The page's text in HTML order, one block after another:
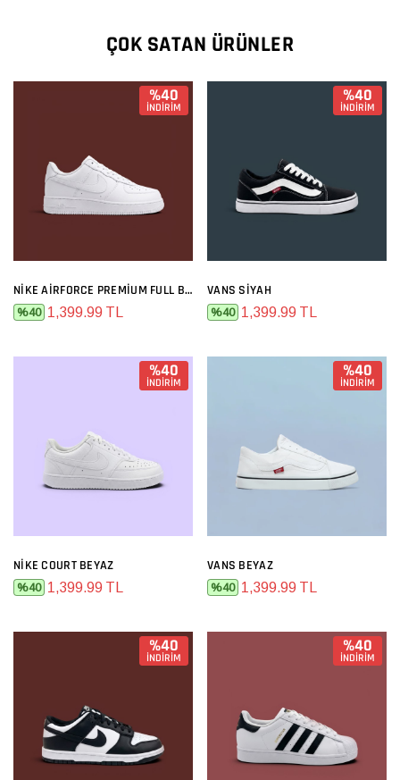
ÇOK SATAN ÜRÜNLER
%40
İNDİRİM
NIKE AIRFORCE PREMIUM FULL BEYAZ
%40 1,399.99 TL
%40
İNDİRİM
VANS SIYAH
%40 1,399.99 TL
%40
İNDİRİM
NIKE COURT BEYAZ
%40 1,399.99 TL
%40
İNDİRİM
VANS BEYAZ
%40 1,399.99 TL
%40
İNDİRİM
%40
İNDİRİM